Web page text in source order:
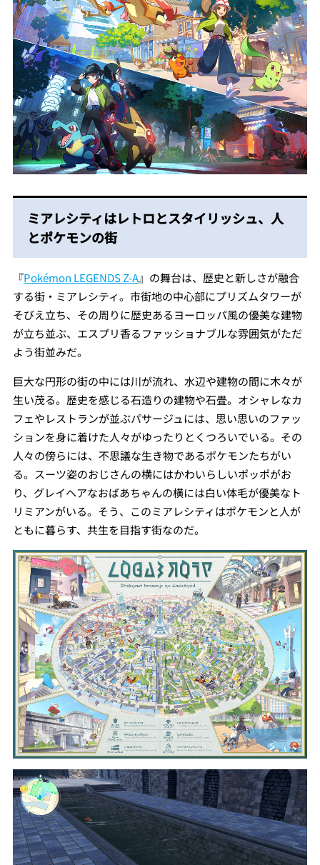
ミアレシティはレトロとスタイリッシュ、人
とポケモンの街
『Pokémon LEGENDS Z-A』の舞台は、歴史と新しさが融合
する街・ミアレシティ。市街地の中心部にプリズムタワーが
そびえ立ち、その周りに歴史あるヨーロッパ風の優美な建物
が立ち並ぶ、エスプリ香るファッショナブルな雰囲気がただ
よう街並みだ。
巨大な円形の街の中には川が流れ、水辺や建物の間に木々が
生い茂る。歴史を感じる石造りの建物や石畳。オシャレなカ
フェやレストランが並ぶパサージュには、思い思いのファッ
ションを身に着けた人々がゆったりとくつろいでいる。その
人々の傍らには、不思議な生き物であるポケモンたちがい
る。スーツ姿のおじさんの横にはかわいらしいポッポがお
り、グレイヘアなおばあちゃんの横には白い体毛が優美なト
リミアンがいる。そう、このミアレシティはポケモンと人が
ともに暮らす、共生を目指す街なのだ。